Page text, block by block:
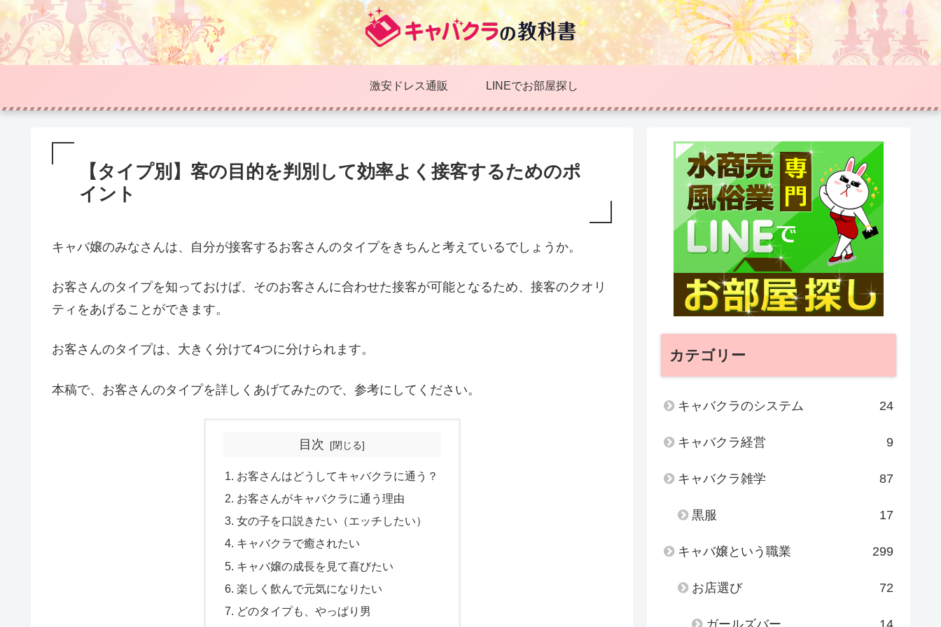
激安ドレス通販 LINEでお部屋探し
【タイプ別】客の目的を判別して効率よく接客するためのポ
イント
キャバ嬢のみなさんは、自分が接客するお客さんのタイプをきちんと考えているでしょうか。
お客さんのタイプを知っておけば、そのお客さんに合わせた接客が可能となるため、接客のクオリ
ティをあげることができます。
お客さんのタイプは、大きく分けて4つに分けられます。
本稿で、お客さんのタイプを詳しくあげてみたので、参考にしてください。
目次
お客さんはどうしてキャバクラに通う？
お客さんがキャバクラに通う理由
女の子を口説きたい（エッチしたい）
キャバクラで癒されたい
キャバ嬢の成長を見て喜びたい
楽しく飲んで元気になりたい
どのタイプも、やっぱり男
カテゴリー
キャバクラのシステム 24
キャバクラ経営 9
キャバクラ雑学 87
黒服 17
キャバ嬢という職業 299
お店選び 72